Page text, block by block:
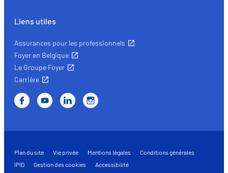
Liens utiles
Assurances pour les professionnels
Foyer en Belgique
Le Groupe Foyer
Carrière
Plan du site Vie privée Mentions légales
Conditions générales
IPID
Gestion des cookies Accessibilité